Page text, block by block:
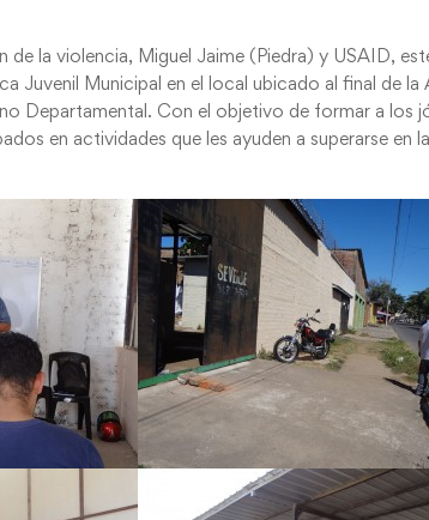
de la violencia, Miguel Jaime (Piedra) y USAID,
Juvenil Municipal en el local ubicado al final de
Departamental. Con el objetivo de formar a los
en actividades que les ayuden a superarse en